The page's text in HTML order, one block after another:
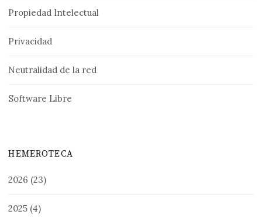
Propiedad Intelectual
Privacidad
Neutralidad de la red
Software Libre
HEMEROTECA
2026 (23)
2025 (4)